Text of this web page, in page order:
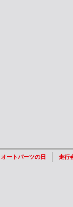
オートパーツの日 走行